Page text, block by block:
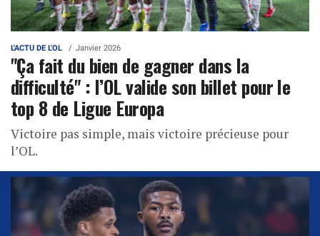
L'ACTU DE L'OL Janvier 2026
"Ça fait du bien de gagner dans la
difficulté" : l’OL valide son billet pour le
top 8 de Ligue Europa
Victoire pas simple, mais victoire précieuse pour
l’OL.